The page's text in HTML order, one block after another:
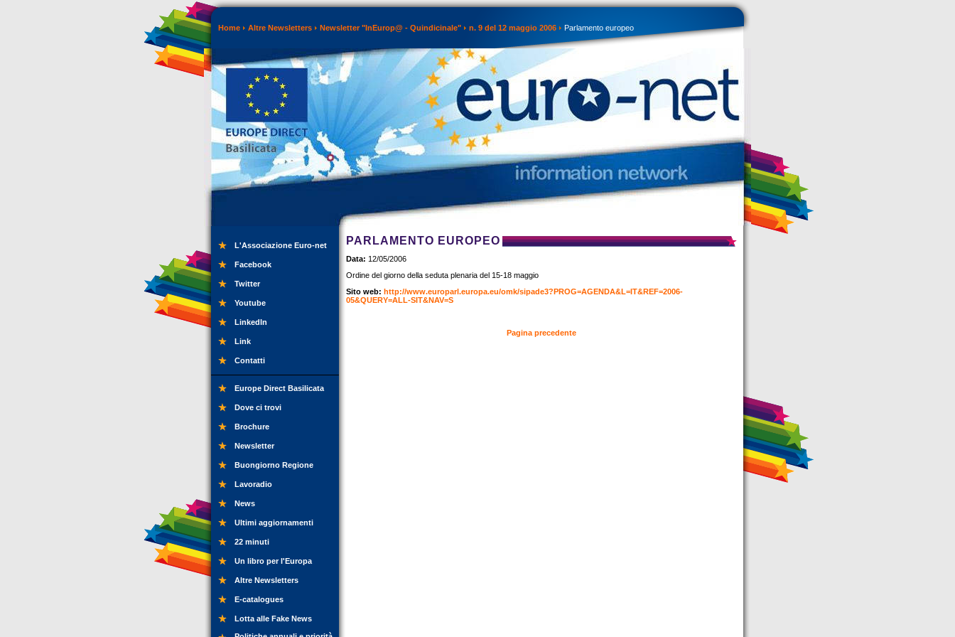
Home Altre Newsletters Newsletter "InEurop@ - Quindicinale" n. 9 del 12 maggio 2006 Parlamento europeo
L'Associazione Euro-net
Facebook
Twitter
Youtube
LinkedIn
Link
Contatti
Europe Direct Basilicata
Dove ci trovi
Brochure
Newsletter
Buongiorno Regione
Lavoradio
News
Ultimi aggiornamenti
22 minuti
Un libro per l'Europa
Altre Newsletters
E-catalogues
Lotta alle Fake News
PARLAMENTO EUROPEO
Data: 12/05/2006
Ordine del giorno della seduta plenaria del 15-18 maggio
Sito web: http://www.europarl.europa.eu/omk/sipade3?PROG=AGENDA&L=IT&REF=2006-
05&QUERY=ALL-SIT&NAV=S
Pagina precedente